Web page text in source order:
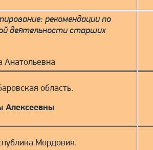
рекомендации по
деятельности старших
Анатольевна
область.
Алексеевны
Мордовия.